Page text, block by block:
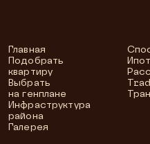
Главная
Подобрать
квартиру
Выбрать
на генплане
Инфраструктура
района
Галерея